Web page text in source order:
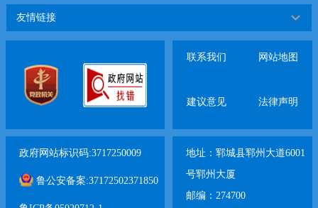
友情链接
联系我们 网站地图
建议意见 法律声明
政府网站标识码:3717250009
鲁公安备案:37172502371850
地址：郓城县郓州大道6001
号郓州大厦
邮编：274700